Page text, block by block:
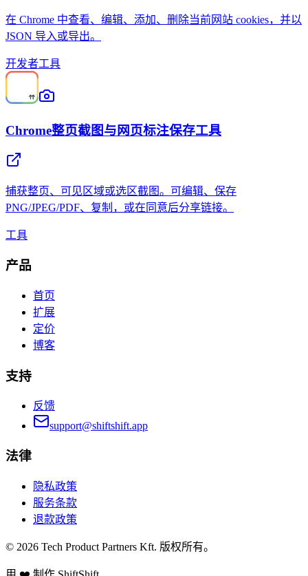
在 Chrome 中查看、编辑、添加、删除当前网站 cookies，并以
JSON 导入或导出。
开发者工具
Chrome整页截图与网页标注保存工具
捕获整页、可见区域或选区截图。可编辑、保存
PNG/JPEG/PDF、复制，或在同意后分享链接。
工具
产品
首页
扩展
定价
博客
支持
反馈
support@shiftshift.app
法律
隐私政策
服务条款
退款政策
© 2026 Tech Product Partners Kft. 版权所有。